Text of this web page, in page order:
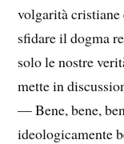
volgarità cristiane
sfidare il dogma
solo le nostre
mette in
— Bene, bene,
ideologicamente